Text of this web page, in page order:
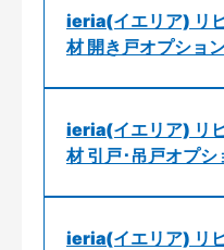
ieria(イエリア) リ
材 開き戸オプショ
ieria(イエリア) リ
材 引戸･吊戸オプシ
ieria(イエリア) リ